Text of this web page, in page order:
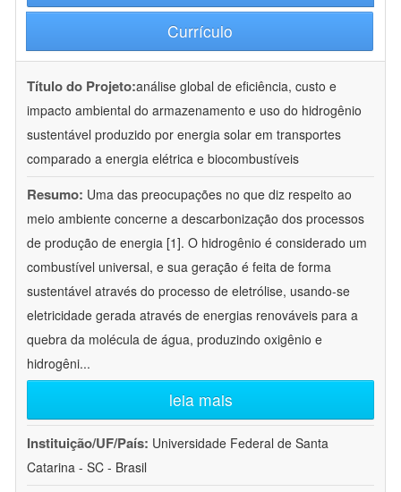
Currículo
Título do Projeto:análise global de eficiência, custo e
impacto ambiental do armazenamento e uso do hidrogênio
sustentável produzido por energia solar em transportes
comparado a energia elétrica e biocombustíveis
Resumo: Uma das preocupações no que diz respeito ao
meio ambiente concerne a descarbonização dos processos
de produção de energia [1]. O hidrogênio é considerado um
combustível universal, e sua geração é feita de forma
sustentável através do processo de eletrólise, usando-se
eletricidade gerada através de energias renováveis para a
quebra da molécula de água, produzindo oxigênio e
hidrogêni...
leia mais
Instituição/UF/País: Universidade Federal de Santa
Catarina - SC - Brasil